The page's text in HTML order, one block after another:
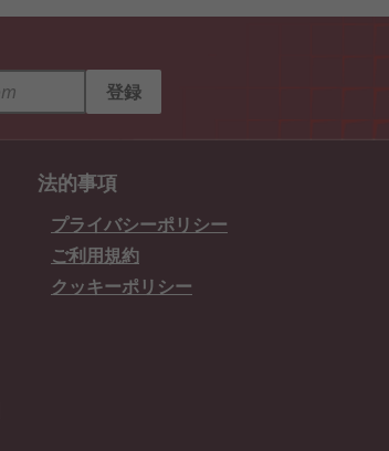
登録
法的事項
プライバシーポリシー
ご利用規約
クッキーポリシー